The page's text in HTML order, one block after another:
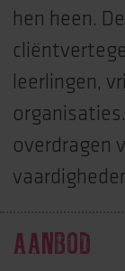
hen heen.
leerlingen,
overdragen
AANBOD